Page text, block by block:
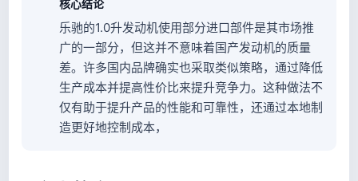
核心结论
乐驰的1.0升发动机使用部分进口部件是其市场推
广的一部分，但这并不意味着国产发动机的质量
差。许多国内品牌确实也采取类似策略，通过降低
生产成本并提高性价比来提升竞争力。这种做法不
仅有助于提升产品的性能和可靠性，还通过本地制
造更好地控制成本，